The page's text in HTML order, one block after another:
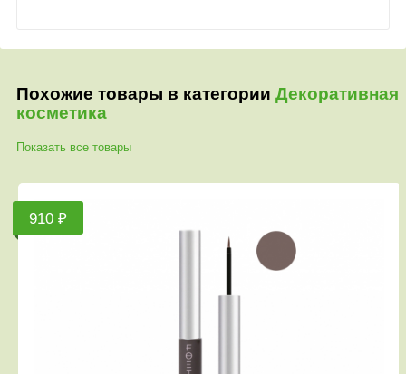
Похожие товары в категории Декоративная
косметика
Показать все товары
910 ₽